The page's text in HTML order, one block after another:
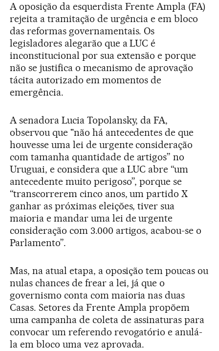
A oposição da esquerdista Frente Ampla (FA)
rejeita a tramitação de urgência e em bloco
das reformas governamentais. Os
legisladores alegarão que a LUC é
inconstitucional por sua extensão e porque
não se justifica o mecanismo de aprovação
tácita autorizado em momentos de
emergência.
A senadora Lucia Topolansky, da FA,
observou que "não há antecedentes de que
houvesse uma lei de urgente consideração
com tamanha quantidade de artigos” no
Uruguai, e considera que a LUC abre “um
antecedente muito perigoso”, porque se
“transcorrerem cinco anos, um partido X
ganhar as próximas eleições, tiver sua
maioria e mandar uma lei de urgente
consideração com 3.000 artigos, acabou-se o
Parlamento”.
Mas, na atual etapa, a oposição tem poucas ou
nulas chances de frear a lei, já que o
governismo conta com maioria nas duas
Casas. Setores da Frente Ampla propõem
uma campanha de coleta de assinaturas para
convocar um referendo revogatório e anulá-
la em bloco uma vez aprovada.